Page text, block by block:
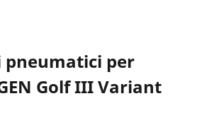
pneumatici per
Golf III Variant